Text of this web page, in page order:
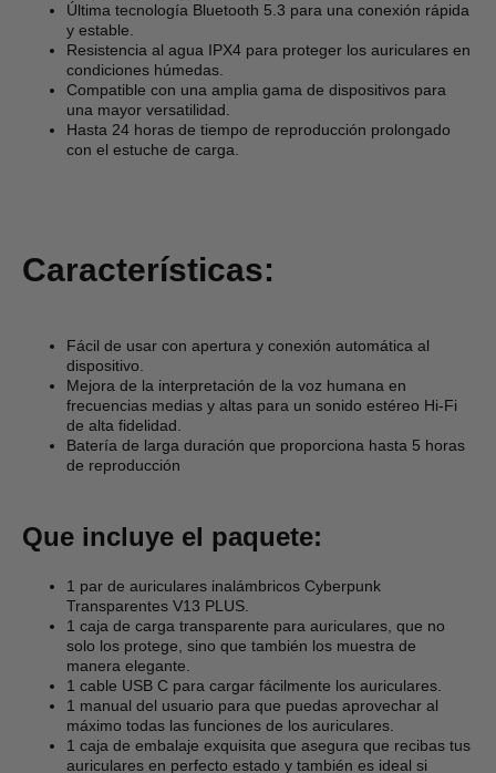
Última tecnología Bluetooth 5.3 para una conexión rápida
y estable.
Resistencia al agua IPX4 para proteger los auriculares en
condiciones húmedas.
Compatible con una amplia gama de dispositivos para
una mayor versatilidad.
Hasta 24 horas de tiempo de reproducción prolongado
con el estuche de carga.
Características:
Fácil de usar con apertura y conexión automática al
dispositivo.
Mejora de la interpretación de la voz humana en
frecuencias medias y altas para un sonido estéreo Hi-Fi
de alta fidelidad.
Batería de larga duración que proporciona hasta 5 horas
de reproducción
Que incluye el paquete:
1 par de auriculares inalámbricos Cyberpunk
Transparentes V13 PLUS.
1 caja de carga transparente para auriculares, que no
solo los protege, sino que también los muestra de
manera elegante.
1 cable USB C para cargar fácilmente los auriculares.
1 manual del usuario para que puedas aprovechar al
máximo todas las funciones de los auriculares.
1 caja de embalaje exquisita que asegura que recibas tus
auriculares en perfecto estado y también es ideal si